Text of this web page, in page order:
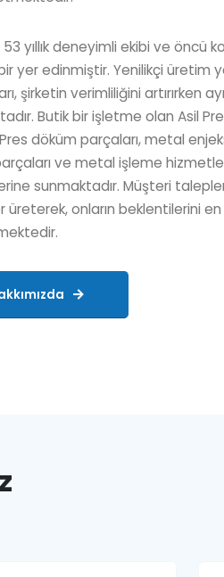
53 yıllık deneyimli ekibi ve öncü
yer edinmiştir. Yenilikçi üretim
şirketin verimliliğini artırırken
Butik bir işletme olan Asil
döküm parçaları, metal
ve metal işleme
sunmaktadır. Müşteri
üreterek, onların beklentilerini